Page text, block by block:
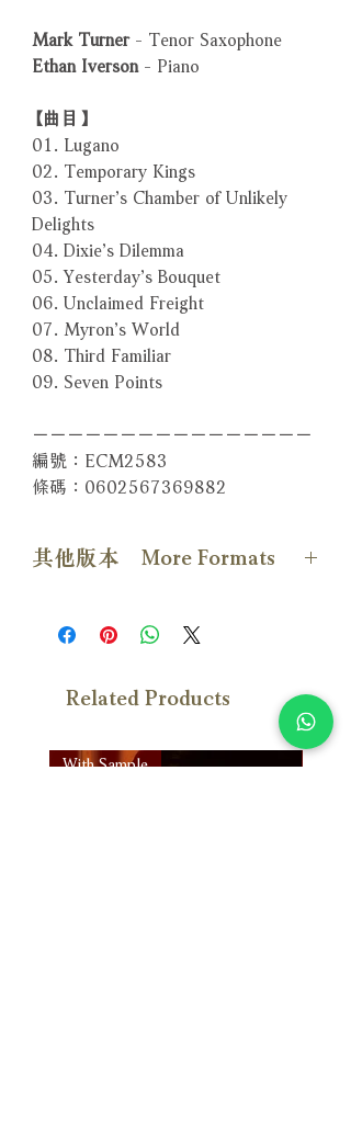
Mark Turner- Tenor Saxophone
Ethan Iverson- Piano
【曲目】
01. Lugano
02. Temporary Kings
03. Turner’s Chamber of Unlikely
Delights
04. Dixie’s Dilemma
05. Yesterday’s Bouquet
06. Unclaimed Freight
07. Myron’s World
08. Third Familiar
09. Seven Points
－－－－－－－－－－－－－－－－
編號：ECM2583
條碼：0602567369882
其他版本 More Formats
Related Products
With Sample